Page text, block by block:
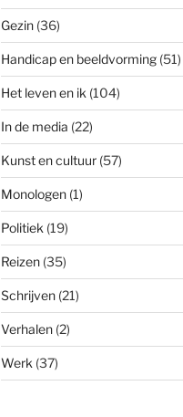
Gezin(36)
Handicap en beeldvorming(51)
Het leven en ik (104)
In de media (22)
Kunst en cultuur(57)
Monologen(1)
Politiek (19)
Reizen(35)
Schrijven(21)
Verhalen(2)
Werk (37)